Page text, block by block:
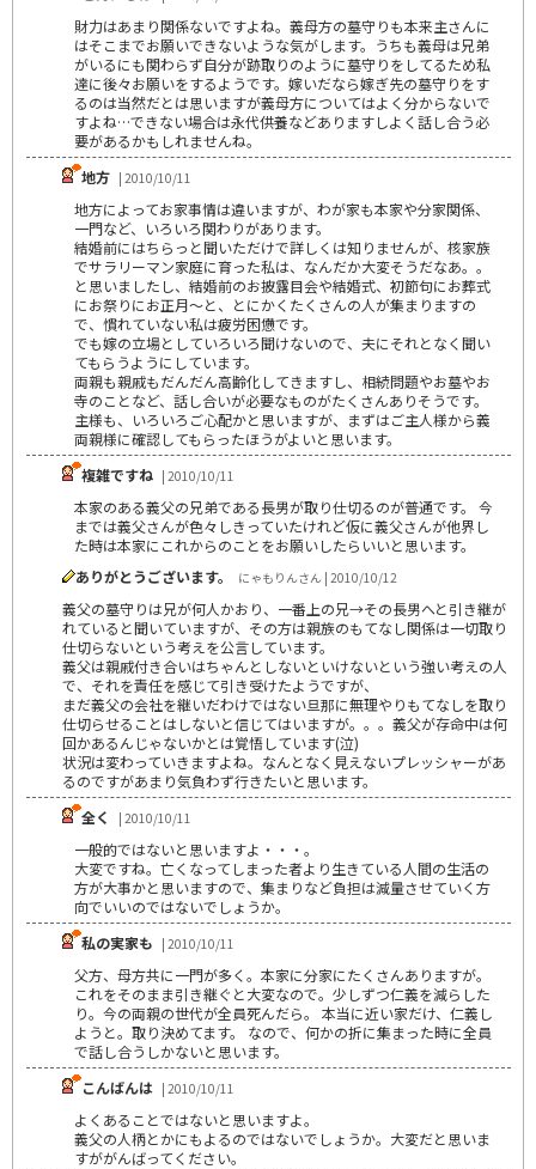
財力はあまり関係ないですよね。義母方の墓守りも本来主さんに
はそこまでお願いできないような気がします。うちも義母は兄弟
がいるにも関わらず自分が跡取りのように墓守りをしてるため私
達に後々お願いをするようです。嫁いだなら嫁ぎ先の墓守りをす
るのは当然だとは思いますが義母方についてはよく分からないで
すよね…できない場合は永代供養などありますしよく話し合う必
要があるかもしれませんね。
地方 | 2010/10/11
地方によってお家事情は違いますが、わが家も本家や分家関係、
一門など、いろいろ関わりがあります。
結婚前にはちらっと聞いただけで詳しくは知りませんが、核家族
でサラリーマン家庭に育った私は、なんだか大変そうだなあ。。
と思いましたし、結婚前のお披露目会や結婚式、初節句にお葬式
にお祭りにお正月～と、とにかくたくさんの人が集まりますの
で、慣れていない私は疲労困憊です。
でも嫁の立場としていろいろ聞けないので、夫にそれとなく聞い
てもらうようにしています。
両親も親戚もだんだん高齢化してきますし、相続問題やお墓やお
寺のことなど、話し合いが必要なものがたくさんありそうです。
主様も、いろいろご心配かと思いますが、まずはご主人様から義
両親様に確認してもらったほうがよいと思います。
複雑ですね | 2010/10/11
本家のある義父の兄弟である長男が取り仕切るのが普通です。 今
までは義父さんが色々しきっていたけれど仮に義父さんが他界し
た時は本家にこれからのことをお願いしたらいいと思います。
ありがとうございます。
にゃもりんさん | 2010/10/12
義父の墓守りは兄が何人かおり、一番上の兄→その長男へと引き継が
れていると聞いていますが、その方は親族のもてなし関係は一切取り
仕切らないという考えを公言しています。
義父は親戚付き合いはちゃんとしないといけないという強い考えの人
で、それを責任を感じて引き受けたようですが、
まだ義父の会社を継いだわけではない旦那に無理やりもてなしを取り
仕切らせることはしないと信じてはいますが。。。義父が存命中は何
回かあるんじゃないかとは覚悟しています(泣)
状況は変わっていきますよね。なんとなく見えないプレッシャーがあ
るのですがあまり気負わず行きたいと思います。
全く
| 2010/10/11
一般的ではないと思いますよ・・・。
大変ですね。亡くなってしまった者より生きている人間の生活の
方が大事かと思いますので、集まりなど負担は減量させていく方
向でいいのではないでしょうか。
私の実家も | 2010/10/11
父方、母方共に一門が多く。本家に分家にたくさんありますが。
これをそのまま引き継ぐと大変なので。少しずつ仁義を減らした
り。今の両親の世代が全員死んだら。 本当に近い家だけ、仁義し
ようと。取り決めてます。 なので、何かの折に集まった時に全員
で話し合うしかないと思います。
こんばんは | 2010/10/11
よくあることではないと思いますよ。
義父の人柄とかにもよるのではないでしょうか。大変だと思いま
すががんばってください。